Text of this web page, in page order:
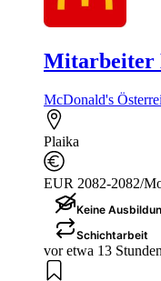
Mitarbeiter
McDonald's
Plaika
EUR 2082-2082/
Keine
Schichtarbeit
vor etwa 13 Stunden